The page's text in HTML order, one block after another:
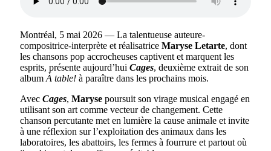
Montréal, 5 mai 2026 — La talentueuse auteure-
compositrice-interprète et réalisatrice Maryse Letarte, dont
les chansons pop accrocheuses captivent et marquent les
esprits, présente aujourd’hui Cages, deuxième extrait de son
album À table! à paraître dans les prochains mois.
Avec Cages, Maryse poursuit son virage musical engagé en
utilisant son art comme vecteur de changement. Cette
chanson percutante met en lumière la cause animale et invite
à une réflexion sur l’exploitation des animaux dans les
laboratoires, les abattoirs, les fermes à fourrure et partout où